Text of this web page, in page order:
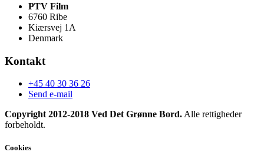
PTV Film
6760 Ribe
Kiærsvej 1A
Denmark
Kontakt
+45 40 30 36 26
Send e-mail
Copyright 2012-2018 Ved Det Grønne Bord. Alle rettigheder
forbeholdt.
Cookies